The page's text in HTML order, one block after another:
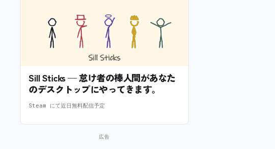
Sill Sticks — 怠け者の棒人間があなた
のデスクトップにやってきます。
Steam にて近日無料配信予定